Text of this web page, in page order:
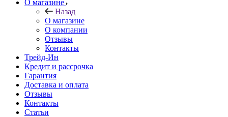
О магазине
Назад
О магазине
О компании
Отзывы
Контакты
Трейд-Ин
Кредит и рассрочка
Гарантия
Доставка и оплата
Отзывы
Контакты
Статьи